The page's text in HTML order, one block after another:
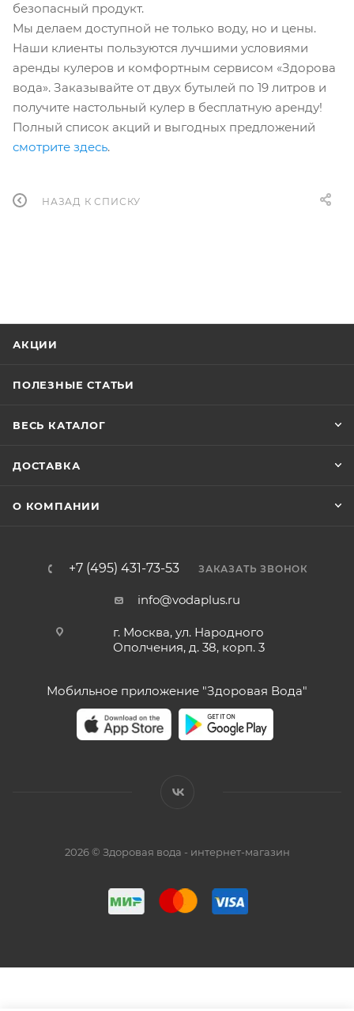
безопасный продукт.
Мы делаем доступной не только воду, но и цены.
Наши клиенты пользуются лучшими условиями
аренды кулеров и комфортным сервисом «Здорова
вода». Заказывайте от двух бутылей по 19 литров и
получите настольный кулер в бесплатную аренду!
Полный список акций и выгодных предложений
смотрите здесь.
НАЗАД К СПИСКУ
АКЦИИ
ПОЛЕЗНЫЕ СТАТЬИ
ВЕСЬ КАТАЛОГ
ДОСТАВКА
О КОМПАНИИ
+7 (495) 431-73-53 ЗАКАЗАТЬ ЗВОНОК
info@vodaplus.ru
г. Москва, ул. Народного
Ополчения, д. 38, корп. 3
Мобильное приложение "Здоровая Вода"
2026 © Здоровая вода - интернет-магазин